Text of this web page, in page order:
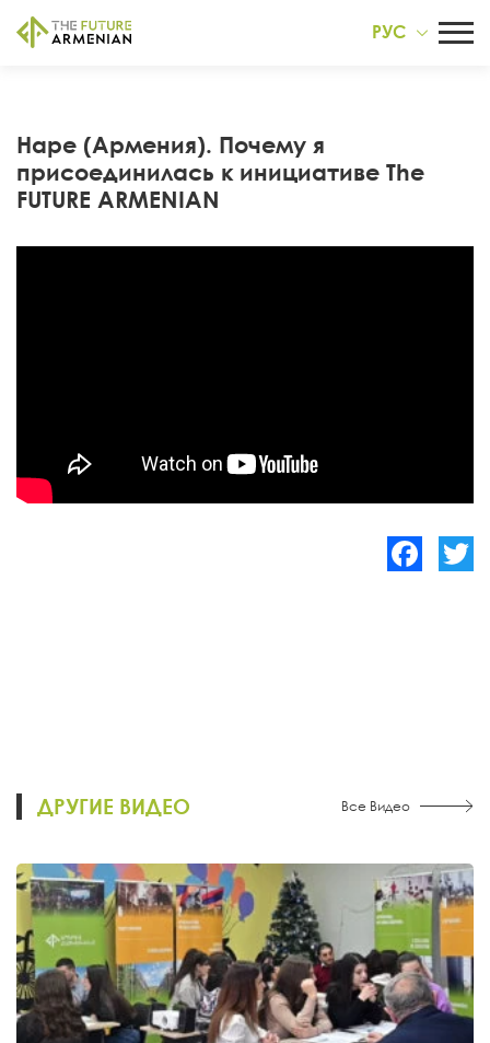
РУС
Наре (Армения). Почему я
присоединилась к инициативе The
FUTURE ARMENIAN
ДРУГИЕ ВИДЕО Все Видео